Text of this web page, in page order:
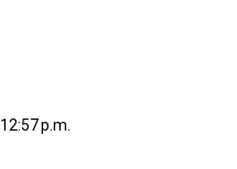
p.m.